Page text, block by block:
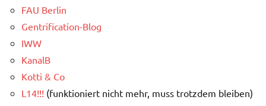
FAU Berlin
Gentrification-Blog
IWW
KanalB
Kotti & Co
L14!!! (funktioniert nicht mehr, muss trotzdem bleiben)